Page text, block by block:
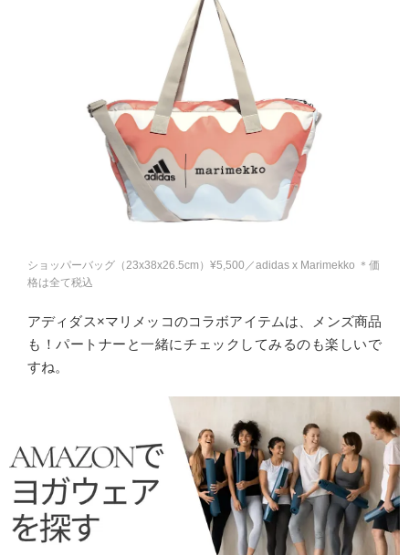
ショッパーバッグ（23x38x26.5cm）¥5,500／adidas x Marimekko ＊価
格は全て税込
アディダス×マリメッコのコラボアイテムは、メンズ商品
も！パートナーと一緒にチェックしてみるのも楽しいで
すね。